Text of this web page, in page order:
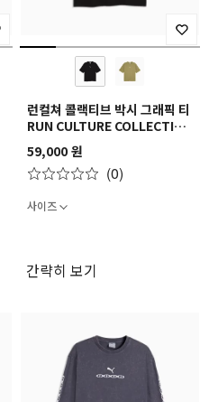
런컬쳐 콜랙티브 박시 그래픽 티
RUN CULTURE COLLECTIVE
Boxy Graphic Tee
59,000 원
(0)
사이즈
간략히 보기